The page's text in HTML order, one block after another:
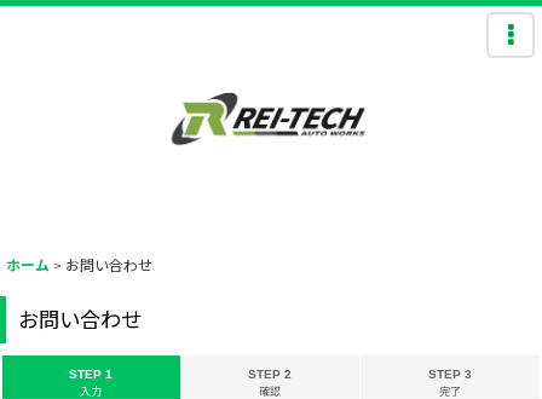
ホーム > お問い合わせ
お問い合わせ
STEP 1
入力
STEP 2
確認
STEP 3
完了